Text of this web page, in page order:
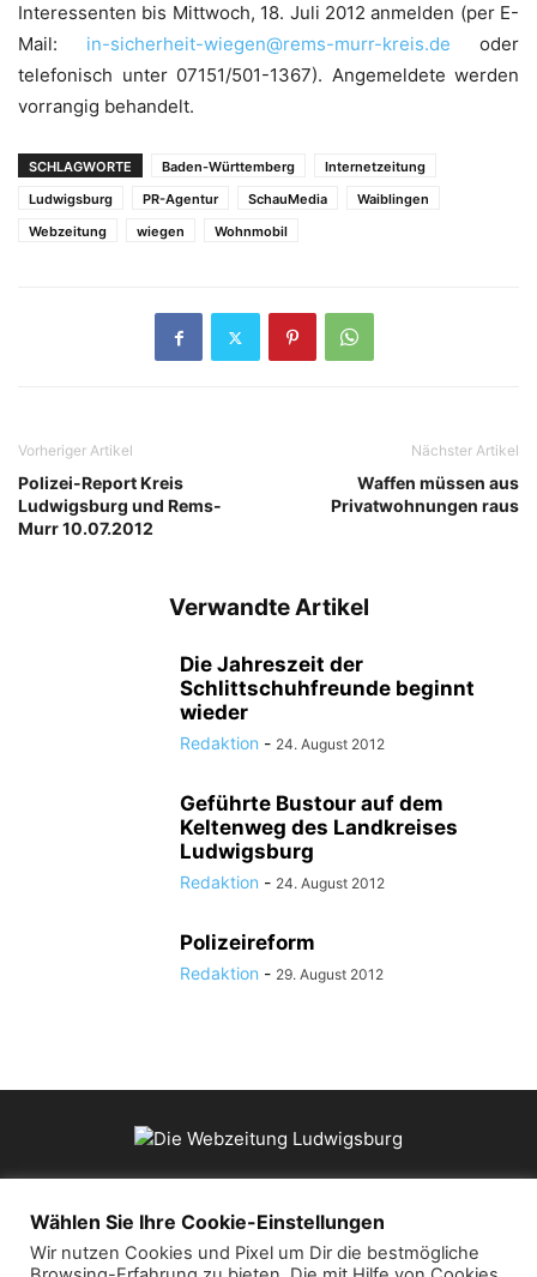
Interessenten bis Mittwoch, 18. Juli 2012 anmelden (per E-
Mail: in-sicherheit-wiegen@rems-murr-kreis.de oder
telefonisch unter 07151/501-1367). Angemeldete werden
vorrangig behandelt.
SCHLAGWORTE Baden-Württemberg
Internetzeitung
Ludwigsburg
PR-Agentur SchauMedia
Waiblingen
Webzeitung
wiegen Wohnmobil
Vorheriger Artikel
Polizei-Report Kreis
Ludwigsburg und Rems-
Murr 10.07.2012
Nächster Artikel
Waffen müssen aus
Privatwohnungen raus
Verwandte Artikel
Die Jahreszeit der
Schlittschuhfreunde beginnt
wieder
Redaktion - 24. August 2012
Geführte Bustour auf dem
Keltenweg des Landkreises
Ludwigsburg
Redaktion - 24. August 2012
Polizeireform
Redaktion - 29. August 2012
ÜBER UNS
Wählen Sie Ihre Cookie-Einstellungen
Wir nutzen Cookies und Pixel um Dir die bestmögliche